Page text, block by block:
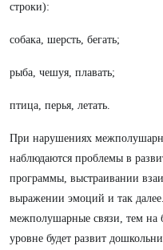
строки):
собака, шерсть, бегать;
рыба, чешуя, плавать;
птица, перья, летать.
При нарушениях
наблюдаются проблемы в
программы, выстраивании
выражении эмоций и так
межполушарные связи, тем на
уровне будет развит